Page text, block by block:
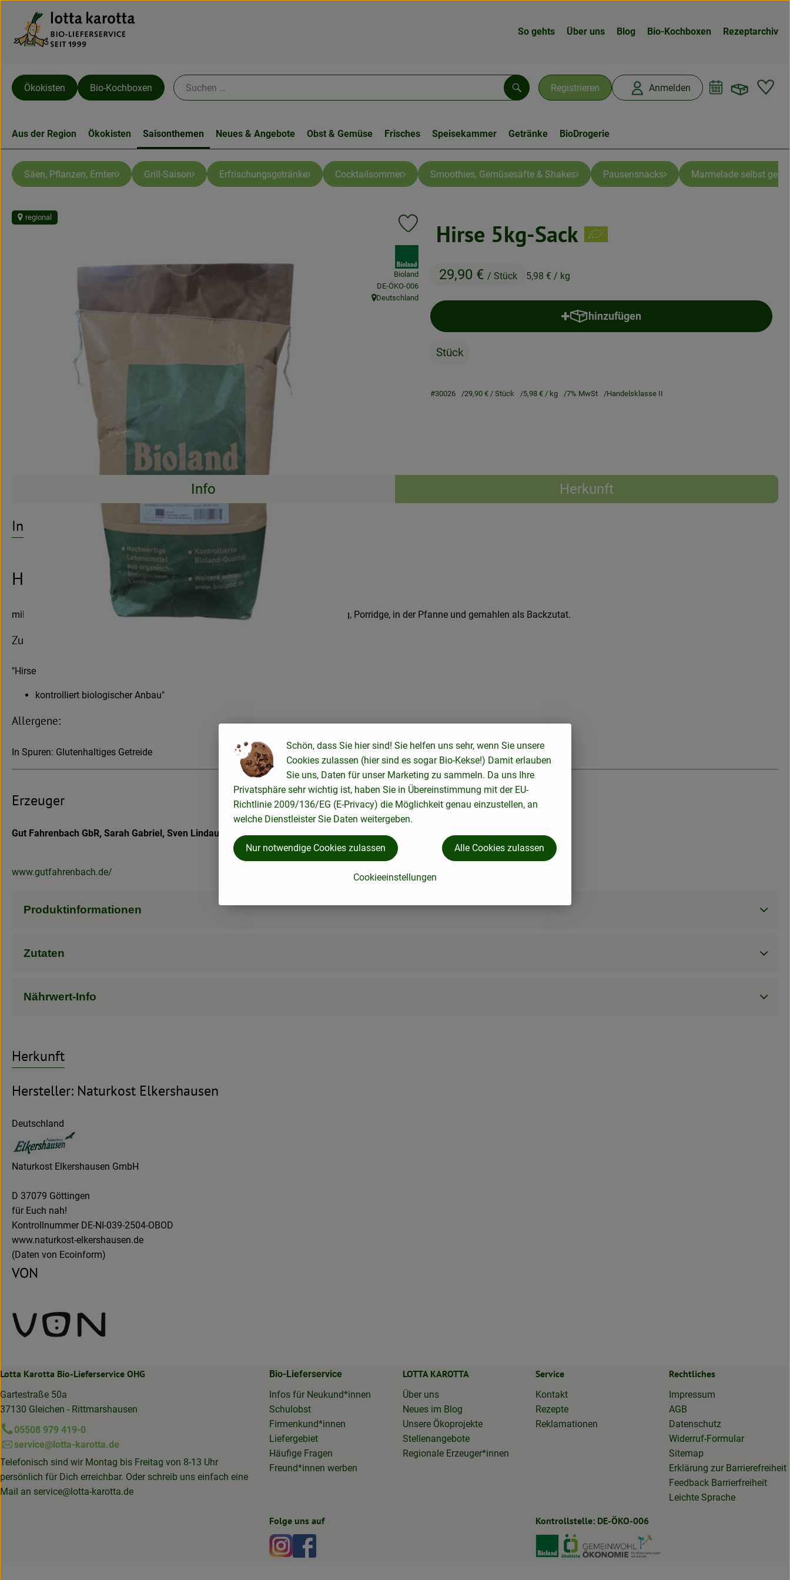
So gehts Über uns Blog Bio-Kochboxen Rezeptarchiv
Registrieren Anmelden
Suchen
Ökokisten Bio-Kochboxen
Aus der Region Ökokisten Saisonthemen Neues & Angebote Obst & Gemüse Frisches Speisekammer Getränke BioDrogerie
Säen, Pflanzen, Ernten Grill-Saison Erfrischungsgetränke Cocktailsommer Smoothies, Gemüsesäfte & Shakes Pausensnacks Marmelade selbst
Hirse 5kg-Sack
29,90 € / Stück 5,98 € / kg
regional
Produkt zu Favouriten hinzufügen
Bioland
, Kontrollstelle:
DE-ÖKO-006
, Herkunft:
Deutschland
hinzufügen
Produkt zum Warenkorb hinzufügen
Stück
#30026 29,90 € / Stück 5,98 € / kg 7% MwSt Handelsklasse II
Rezepte
Info Herkunft
Entdecke passende RezepteEs wurden keine passenden Rezepte gefunden.
Info
Hirse 5kg
mild-süßlich, nussiges Aroma. Sehr bekömmlich. Geeignet als Beilage, als Füllung, Porridge, in der Pfanne und gemahlen als Backzutat.
Zutaten:
"Hirse
kontrolliert biologischer Anbau"
Allergene:
In Spuren: Glutenhaltiges Getreide
Erzeuger
Gut Fahrenbach GbR, Sarah Gabriel, Sven Lindauer, Fahrenbach 2, 37216 Witzenhausen
www.gutfahrenbach.de/
Produktinformationen
Zutaten
Nährwert-Info
Herkunft
Hersteller: Naturkost Elkershausen
Deutschland
Naturkost Elkershausen GmbH
D 37079 Göttingen
für Euch nah!
Kontrollnummer DE-NI-039-2504-OBOD
www.naturkost-elkershausen.de
(Daten von Ecoinform)
VON
Lotta Karotta Bio-Lieferservice OHG
Gartestraße 50a
37130 Gleichen - Rittmarshausen
05508 979 419-0
service@lotta-karotta.de
Telefonisch sind wir Montag bis Freitag von 8-13 Uhr
persönlich für Dich erreichbar. Oder schreib uns einfach eine
Mail an service@lotta-karotta.de
Bio-Lieferservice
Infos für Neukund*innen
Schulobst
Firmenkund*innen
Liefergebiet
Häufige Fragen
Freund*innen werben
LOTTA KAROTTA
Über uns
Neues im Blog
Unsere Ökoprojekte
Stellenangebote
Regionale Erzeuger*innen
Service
Kontakt
Rezepte
Reklamationen
Rechtliches
Impressum
AGB
Datenschutz
Widerruf-Formular
Sitemap
Erklärung zur Barrierefreiheit
Feedback Barrierfreiheit
Leichte Sprache
Folge uns auf
Externer Link zu https://www.instagram.com/lottakarottabiolieferservice
Externer Link zu https://www.facebook.com/lottakarotta.biolieferservice
Kontrollstelle: DE-ÖKO-006
Externer Link zu https://www.bioland.de
Externer Link zu https://www.oekokiste.de
Schön, dass Sie hier sind! Sie helfen uns sehr, wenn Sie unsere
Cookies zulassen (hier sind es sogar Bio-Kekse!) Damit erlauben
Sie uns, Daten für unser Marketing zu sammeln. Da uns Ihre
Privatsphäre sehr wichtig ist, haben Sie in Übereinstimmung mit der EU-
Richtlinie 2009/136/EG (E-Privacy) die Möglichkeit genau einzustellen, an
welche Dienstleister Sie Daten weitergeben.
Cookieeinstellungen
Nur notwendige Cookies zulassen Alle Cookies zulassen